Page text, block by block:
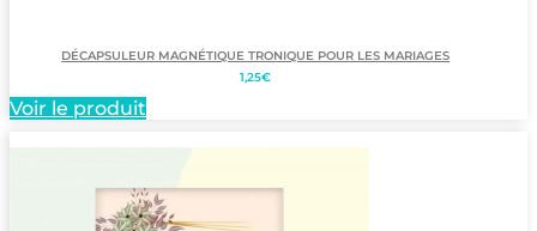
DÉCAPSULEUR MAGNÉTIQUE TRONIQUE POUR LES MARIAGES
1,25€
Voir le produit